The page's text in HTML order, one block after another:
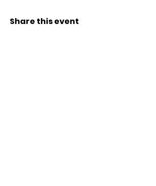
Share this event